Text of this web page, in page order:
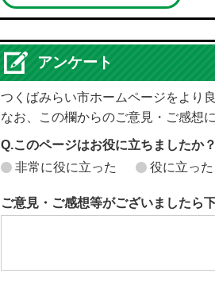
アンケート
つくばみらい市ホームページをより
なお、この欄からのご意見・ご感想
Q.このページはお役に立ちましたか？
非常に役に立った
役に立った
ご意見・ご感想等がございましたら